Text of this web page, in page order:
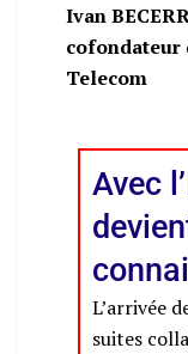
Ivan
cofondateur
Telecom
Avec
L’arrivée
suites